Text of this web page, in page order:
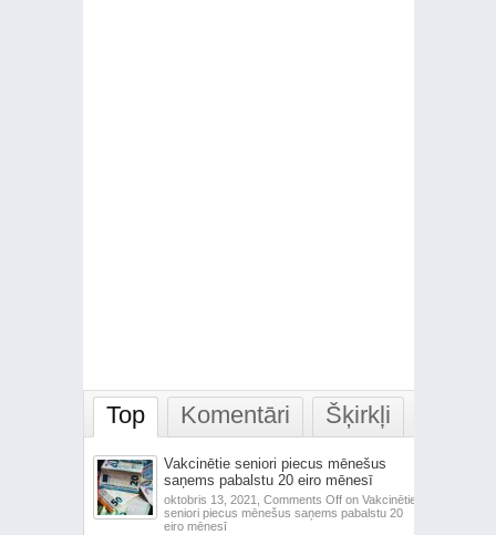
Top Komentāri Šķirkļi
Vakcinētie seniori piecus mēnešus
saņems pabalstu 20 eiro mēnesī
oktobris 13, 2021, Comments Offon Vakcinētie
seniori piecus mēnešus saņems pabalstu 20
eiro mēnesī